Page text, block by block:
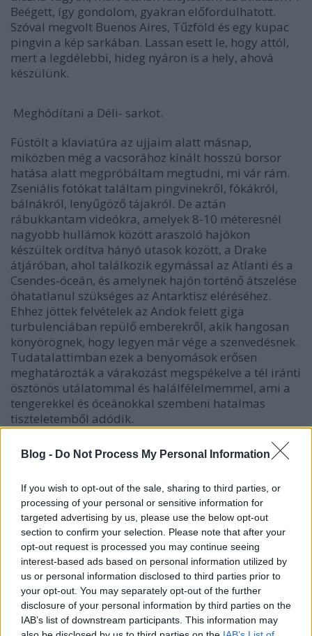
Blog - Do Not Process My Personal Information
If you wish to opt-out of the sale, sharing to third parties, or
processing of your personal or sensitive information for
targeted advertising by us, please use the below opt-out
section to confirm your selection. Please note that after your
opt-out request is processed you may continue seeing
interest-based ads based on personal information utilized by
us or personal information disclosed to third parties prior to
your opt-out. You may separately opt-out of the further
disclosure of your personal information by third parties on the
IAB’s list of downstream participants. This information may
Beégett, így gondolom, gyakran előfordulhatott.
Szóval megvolt Buenos Aires, Tűzföld és egy kupac
pingvin a kép sarkában. Lassan esett le, hogy attól,
mert a legdélebbi, hideg nyáron is a hely, ahová
készülünk.
Meghódítani a Déli- sarkot.
Füstölt a klaviatúra az ujjaim alatt másnap,
miközben még a vacsorához kínált hosszú borsor
hatása alatt megpróbáltam megtudni, mi vár rám.
Zseniális fotókat találtam pingvinekről, fókákról,
bálnákról, lenyűgöző tájakról. De aztán
rábukkantam videókra, amelyek 8-10 méteresnél
nagyobb hullámok között araszoló hajókon
készültek ordítva hányó utasok között, a Drake
átjáróban, ahol találkozik egymással az Atlanti és a
Csendes-óceán, és amelynek hajón történő átszelése
óhatatlanul szükséges az Antarktisz eléréséhez.
Ehhez jöttek felvételek az Andok felett giga
turbulenciában repülő emberekről, akik hangosan
könyörögnek, hogy legyen már vége a szenvedésnek.
Tudatalattimban ezek a benyomások erősen
meghatározták a várakozást megspékelve a tél iránti
ösztönös utálatommal és halálfélelmemmel, ami a
tengerekkel és óceánokkal szembeni hatalmas
tiszteletemből adódik.
Ez történt áprilisban.
férjemmel és több száz amerikai, britt, német,
ausztrál és kínai utassal egy norvég expedíciós
hajón, amely persze turisták szállításra szakosodott
és már egyáltalán nem félek. Mondanám, hogy csak
mi vagyunk magyarok, de a Fülöp-szigeteki
pincértől hamar megtudtuk, hogy az "ital
menedzser" (ki más?) szintén magyar. Na jó,
élelmezési vezető féleség, mint azt személyesen tőle
megtudtuk, de ez nem hangzik annyira jól. Megörült
nekünk és magyarul köszönt ránk még a buszon,